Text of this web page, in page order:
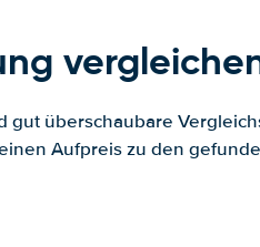
überschaubare
Aufpreis zu den